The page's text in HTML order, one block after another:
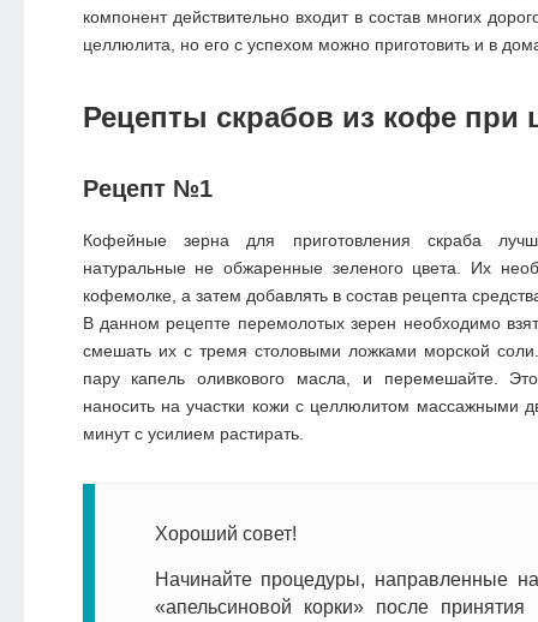
компонент действительно входит в состав многих
целлюлита, но его с успехом можно приготовить и в
Рецепты скрабов из кофе при
Рецепт №1
Кофейные зерна для приготовления скраба
натуральные не обжаренные зеленого цвета. Их
кофемолке, а затем добавлять в состав рецепта
В данном рецепте перемолотых зерен необходимо
смешать их с тремя столовыми ложками морской
пару капель оливкового масла, и перемешайте.
наносить на участки кожи с целлюлитом массажными
минут с усилием растирать.
Хороший совет!
Начинайте процедуры, направленные
«апельсиновой корки» после принятия